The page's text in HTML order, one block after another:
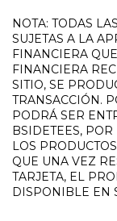
NOTA: TODAS
SUJETAS A LA
FINANCIERA
FINANCIERA
SITIO, SE
TRANSACCIÓN.
PODRÁ SER
BSIDETEES,
LOS
QUE UNA VEZ
TARJETA, EL
DISPONIBLE EN